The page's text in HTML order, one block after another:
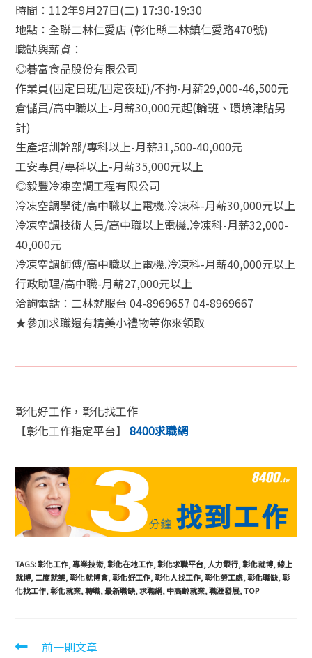
時間：112年9月27日(二) 17:30-19:30
地點：全聯二林仁愛店 (彰化縣二林鎮仁愛路470號)
職缺與薪資：
◎碁富食品股份有限公司
作業員(固定日班/固定夜班)/不拘-月薪29,000-46,500元
倉儲員/高中職以上-月薪30,000元起(輪班、環境津貼另
計)
生產培訓幹部/專科以上-月薪31,500-40,000元
工安專員/專科以上-月薪35,000元以上
◎毅豐冷凍空調工程有限公司
冷凍空調學徒/高中職以上電機.冷凍科-月薪30,000元以上
冷凍空調技術人員/高中職以上電機.冷凍科-月薪32,000-
40,000元
冷凍空調師傅/高中職以上電機.冷凍科-月薪40,000元以上
行政助理/高中職-月薪27,000元以上
洽詢電話：二林就服台 04-8969657 04-8969667
★參加求職還有精美小禮物等你來領取
彰化好工作，彰化找工作
【彰化工作指定平台】8400求職網
TAGS:彰化工作,專業技術,彰化在地工作,彰化求職平台,人力銀行,彰化就博,線上
就博,二度就業,彰化就博會,彰化好工作,彰化人找工作,彰化勞工處,彰化職缺,彰
化找工作,彰化就業,轉職,最新職缺,求職網,中高齡就業,職涯發展,TOP
前一則文章